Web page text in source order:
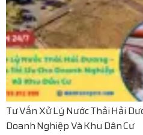
Tư Vấn Xử Lý Nước Thải Hải
Doanh Nghiệp Và Khu Dân Cư